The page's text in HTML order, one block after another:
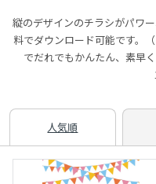
縦のデザインのチラシがパワ
料でダウンロード可能です。
でだれでもかんたん、素早
人気順